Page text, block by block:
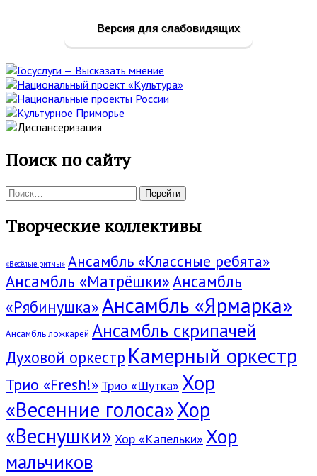
Версия для слабовидящих
Поиск по сайту
Поиск:
Творческие коллективы
«Весёлые ритмы» Ансамбль «Классные ребята»
Ансамбль «Матрёшки»Ансамбль
«Рябинушка»Ансамбль «Ярмарка»
Ансамбль ложкарей Ансамбль скрипачей
Духовой оркестр Камерный оркестр
Трио «Fresh!» Трио «Шутка» Хор
«Весенние голоса»Хор
«Веснушки» Хор «Капельки» Хор
мальчиков